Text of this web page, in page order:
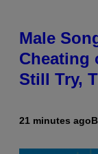
Male
Cheating
Still Try,
21 minutes ago